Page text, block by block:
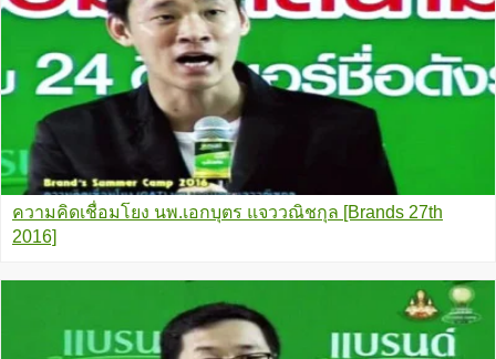
ความคิดเชื่อมโยง นพ.เอกบุตร แจววณิชกุล [Brands 27th
2016]